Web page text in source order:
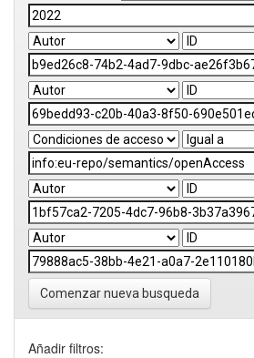
Comenzar nueva busqueda
Añadir filtros: